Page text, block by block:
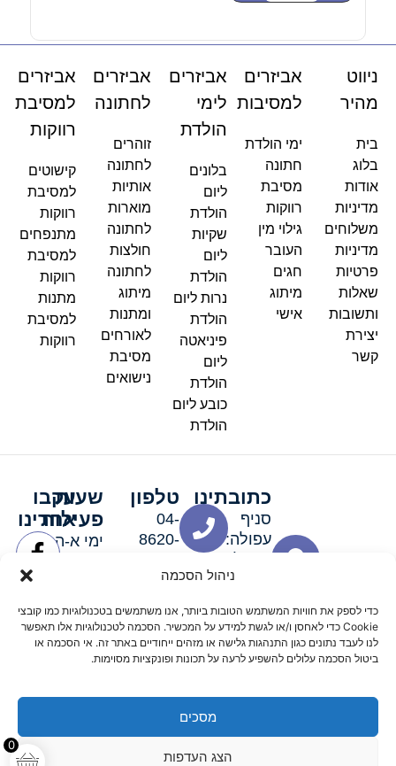
ניהול הסכמה
כדי לספק את חוויות המשתמש הטובות ביותר, אנו משתמשים בטכנולוגיות כמו קובצי
Cookie כדי לאחסן ו/או לגשת למידע על המכשיר. הסכמה לטכנולוגיות אלו תאפשר
לנו לעבד נתונים כגון התנהגות גלישה או מזהים ייחודיים באתר זה. אי הסכמה או
ביטול הסכמה עלולים להשפיע לרעה על תכונות ופונקציות מסוימות.
מסכים
הצג העדפות
0
ניווט
מהיר
בית
בלוג
אודות
מדיניות
משלוחים
מדיניות
פרטיות
שאלות
ותשובות
יצירת
קשר
אביזרים
למסיבות
ימי הולדת
חתונה
מסיבת
רווקות
גילוי מין
העובר
חגים
מיתוג
אישי
אביזרים
לימי
הולדת
בלונים
ליום
הולדת
שקיות
ליום
הולדת
נרות ליום
הולדת
פיניאטה
ליום
הולדת
כובע ליום
הולדת
אביזרים
לחתונה
זוהרים
לחתונה
אותיות
מוארות
לחתונה
חולצות
לחתונה
מיתוג
ומתנות
לאורחים
מסיבת
נישואים
אביזרים
למסיבת
רווקות
קישוטים
למסיבת
רווקות
מתנפחים
למסיבת
רווקות
מתנות
למסיבת
רווקות
כתובתינו
סניף
עפולה:
סניף מגדל
האלה 19
טלפון
04-
8620-
שעות
פעילות
ימי א-ה:
ימי שישי
וערבי חג:
8:30-
15:00
עקבו
אחרינו
תקנון אתרשלום דיגיטל קידום אורגני מקצועי